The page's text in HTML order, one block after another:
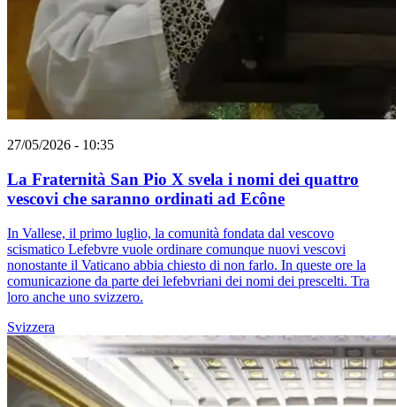
27/05/2026 - 10:35
La Fraternità San Pio X svela i nomi dei quattro
vescovi che saranno ordinati ad Ecône
In Vallese, il primo luglio, la comunità fondata dal vescovo
scismatico Lefebvre vuole ordinare comunque nuovi vescovi
nonostante il Vaticano abbia chiesto di non farlo. In queste ore la
comunicazione da parte dei lefebvriani dei nomi dei prescelti. Tra
loro anche uno svizzero.
Svizzera